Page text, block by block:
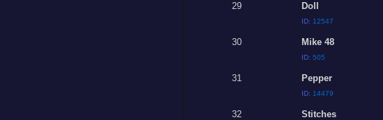
29 Doll
ID: 12547
30 Mike 48
ID: 505
31 Pepper
ID: 14479
32 Stitches